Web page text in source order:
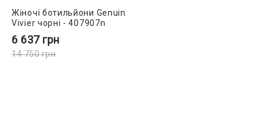
Жіночі ботильйони Genuin
Vivier чорні - 407907n
6 637 грн
14 750грн